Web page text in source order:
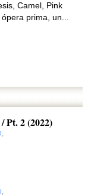
Camel, Pink
prima, un...
Pt. 2 (2022)
,
,